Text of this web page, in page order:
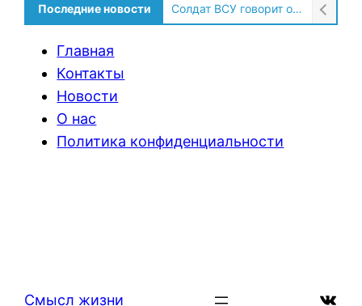
Последние новости Солдат ВСУ говорит о том, чтобы продавали топливо для ремонта техники в Угледаре
Главная
Контакты
Новости
О нас
Политика конфиденциальности
Смысл жизни